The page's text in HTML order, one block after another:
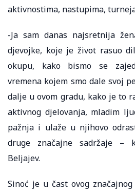
aktivnostima, nastupima,
-Ja sam danas najsretnija
djevojke, koje je život rasuo
okupu, kako bismo se
vremena kojem smo dale svoj
dalje u ovom gradu, kako je to
aktivnog djelovanja, mladim
pažnja i ulaže u njihovo
druge značajne sadržaje –
Beljajev.
Sinoć je u čast ovog